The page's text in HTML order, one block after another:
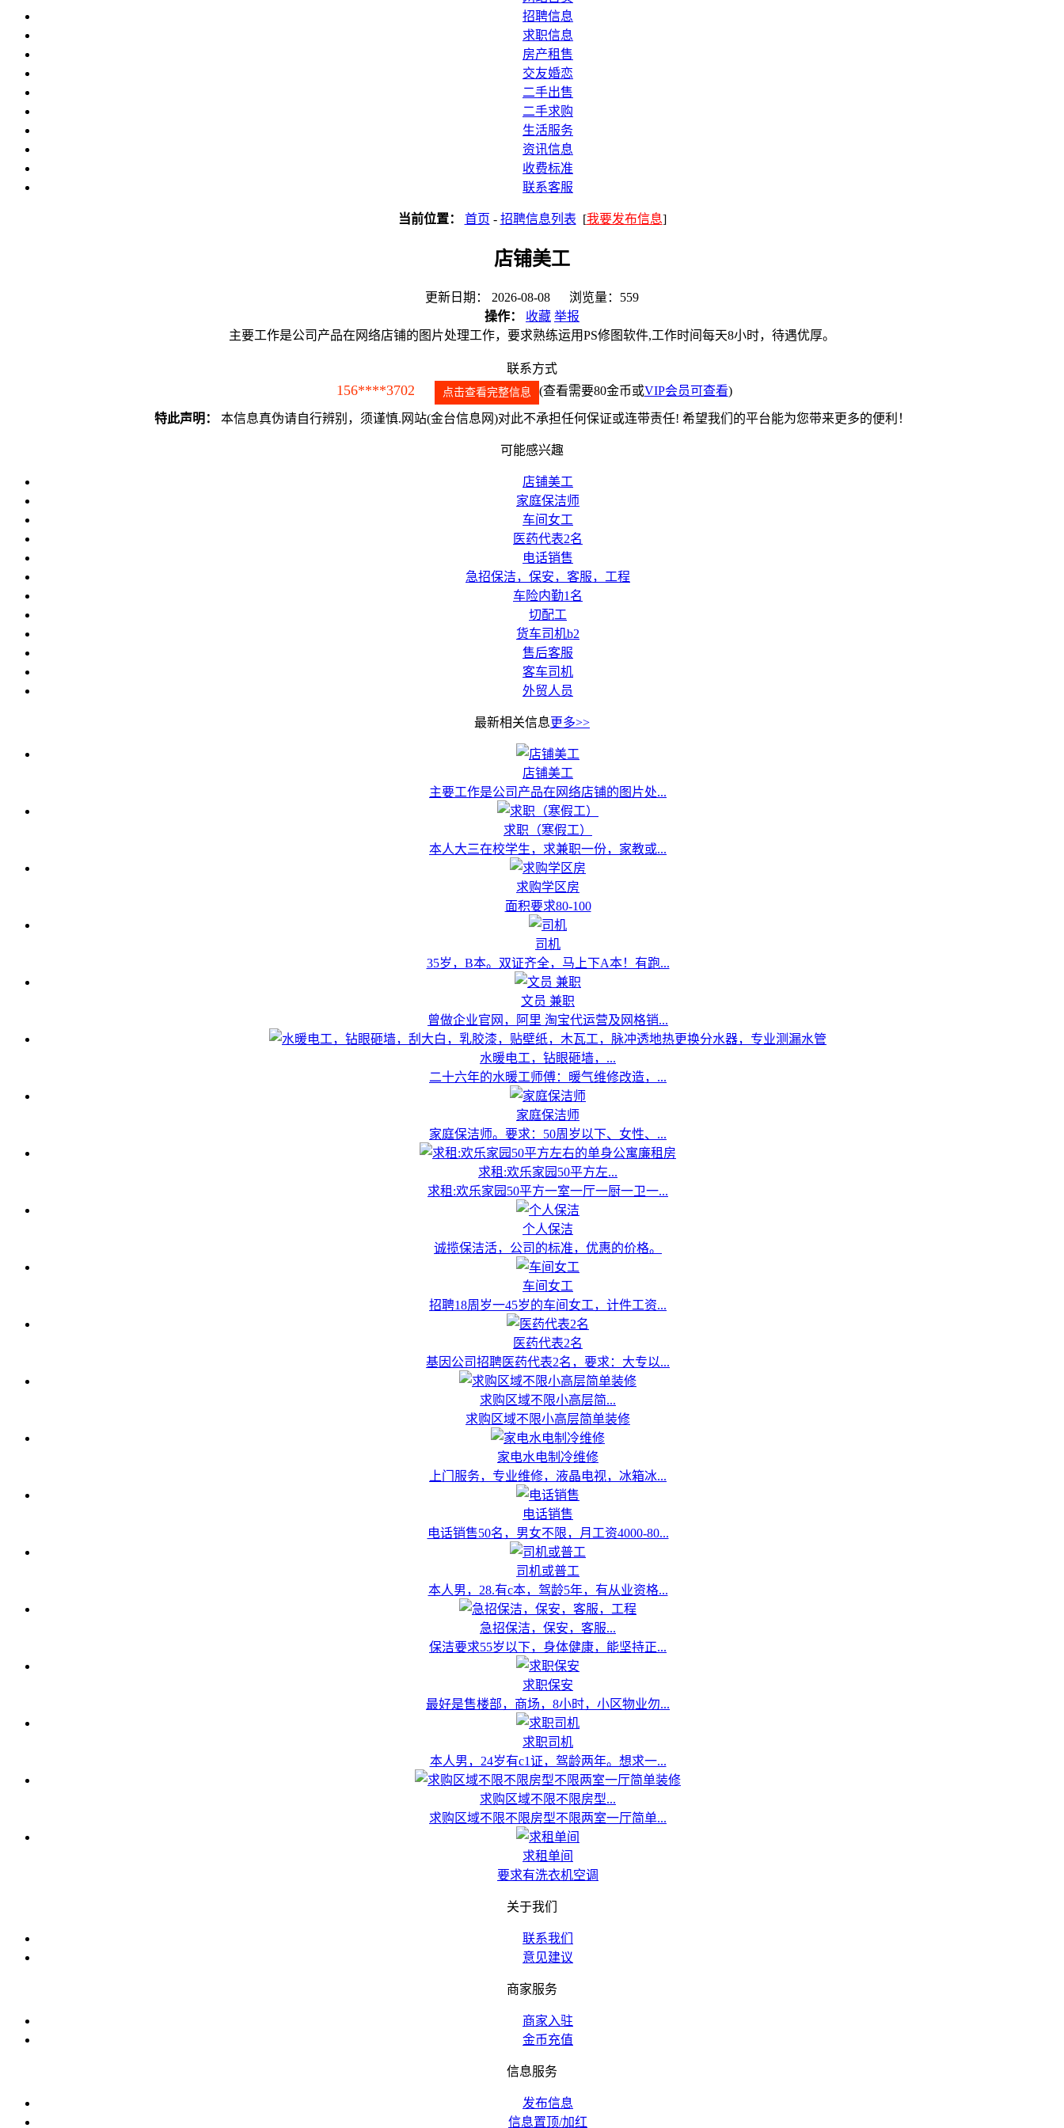
招聘信息
求职信息
房产租售
交友婚恋
二手出售
二手求购
生活服务
资讯信息
收费标准
联系客服
当前位置： 首页 - 招聘信息列表 [我要发布信息]
店铺美工
更新日期： 2026-08-08 浏览量：559
操作：
收藏 举报
主要工作是公司产品在网络店铺的图片处理工作，要求熟练运用PS修图软件,工作时间每天8小时，待遇优厚。
联系方式
156****3702 点击查看完整信息 (查看需要80金币或VIP会员可查看)
特此声明： 本信息真伪请自行辨别，须谨慎.网站(金台信息网)对此不承担任何保证或连带责任! 希望我们的平台能为您带来更多的便利！
可能感兴趣
店铺美工
家庭保洁师
车间女工
医药代表2名
电话销售
急招保洁，保安，客服，工程
车险内勤1名
切配工
货车司机b2
售后客服
客车司机
外贸人员
最新相关信息更多>>
店铺美工
主要工作是公司产品在网络店铺的图片处...
求职（寒假工）
本人大三在校学生，求兼职一份，家教或...
求购学区房
面积要求80-100
司机
35岁，B本。双证齐全，马上下A本！有跑...
文员 兼职
曾做企业官网，阿里 淘宝代运营及网格销...
水暖电工，钻眼砸墙，...
二十六年的水暖工师傅：暖气维修改造，...
家庭保洁师
家庭保洁师。要求：50周岁以下、女性、...
求租:欢乐家园50平方左...
求租:欢乐家园50平方一室一厅一厨一卫一...
个人保洁
诚揽保洁活，公司的标准，优惠的价格。
车间女工
招聘18周岁一45岁的车间女工，计件工资...
医药代表2名
基因公司招聘医药代表2名，要求：大专以...
求购区域不限小高层简...
求购区域不限小高层简单装修
家电水电制冷维修
上门服务，专业维修，液晶电视，冰箱冰...
电话销售
电话销售50名，男女不限，月工资4000-80...
司机或普工
本人男，28.有c本，驾龄5年，有从业资格...
急招保洁，保安，客服...
保洁要求55岁以下，身体健康，能坚持正...
求职保安
最好是售楼部，商场，8小时，小区物业勿...
求职司机
本人男，24岁有c1证，驾龄两年。想求一...
求购区域不限不限房型...
求购区域不限不限房型不限两室一厅简单...
求租单间
要求有洗衣机空调
关于我们
联系我们
意见建议
商家服务
商家入驻
金币充值
信息服务
发布信息
信息置顶/加红